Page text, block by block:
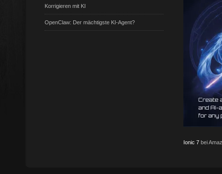
Korrigieren mit KI
OpenClaw: Der mächtigste KI-Agent?
Ionic 7 bei